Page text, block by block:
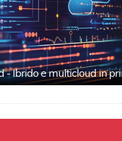
- Ibrido e multicloud in